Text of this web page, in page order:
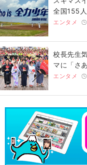
全国155
エンタメ
校長先生
マに「さ
エンタメ